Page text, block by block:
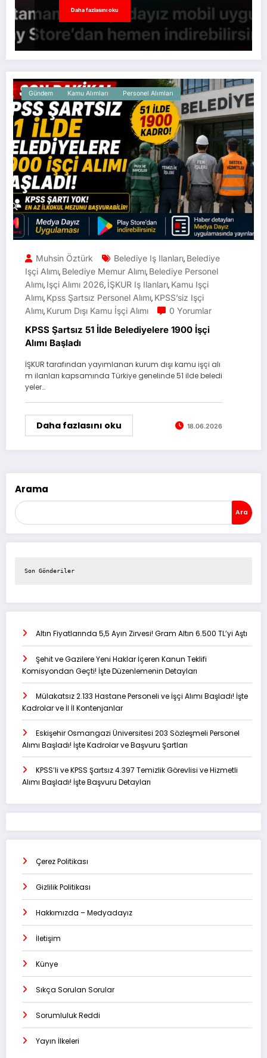
Daha fazlasını oku
Gündem Kamu Alımları Personel Alımları
Muhsin Öztürk Belediye Iş Ilanları, Belediye
Işçi Alımı, Belediye Memur Alımı, Belediye Personel
Alımı, Işçi Alımı 2026, İŞKUR Iş Ilanları, Kamu Işçi
Alımı, Kpss Şartsız Personel Alımı, KPSS’siz Işçi
Alımı, Kurum Dışı Kamu İşçi Alımı 0 Yorumlar
KPSS Şartsız 51 İlde Belediyelere 1900 İşçi
Alımı Başladı
İŞKUR tarafından yayımlanan kurum dışı kamu işçi alı
m ilanları kapsamında Türkiye genelinde 51 ilde beledi
yeler…
Daha fazlasını oku 18.06.2026
Arama
Ara
Son Gönderiler
Altın Fiyatlarında 5,5 Ayın Zirvesi! Gram Altın 6.500 TL’yi Aştı
Şehit ve Gazilere Yeni Haklar İçeren Kanun Teklifi
Komisyondan Geçti! İşte Düzenlemenin Detayları
Mülakatsız 2.133 Hastane Personeli ve İşçi Alımı Başladı! İşte
Kadrolar ve İl İl Kontenjanlar
Eskişehir Osmangazi Üniversitesi 203 Sözleşmeli Personel
Alımı Başladı! İşte Kadrolar ve Başvuru Şartları
KPSS’li ve KPSS Şartsız 4.397 Temizlik Görevlisi ve Hizmetli
Alımı Başladı! İşte Başvuru Detayları
Çerez Politikası
Gizlilik Politikası
Hakkımızda – Medyadayız
İletişim
Künye
Sıkça Sorulan Sorular
Sorumluluk Reddi
Yayın İlkeleri